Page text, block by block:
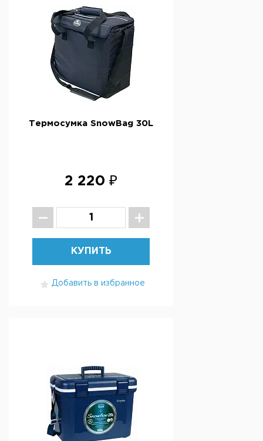
Термосумка SnowBag 30L
2 220 ₽
КУПИТЬ
Добавить в избранное